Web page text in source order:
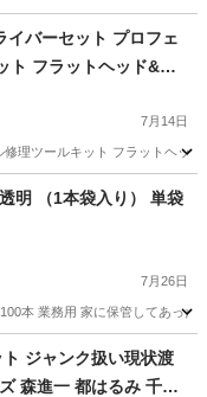
イバーセット プロフェ
ト フラットヘッド&複
電話、時計、メガネ、
滑り止めハンドル&ピン
7月14日
理ツールキット フラットヘッ
ヘッド
明 （1本袋入り） 単袋
7月26日
本 業務用 家に保管してあっ
スプーン
ジャンク扱い現状渡
森進一 都はるみ 千昌